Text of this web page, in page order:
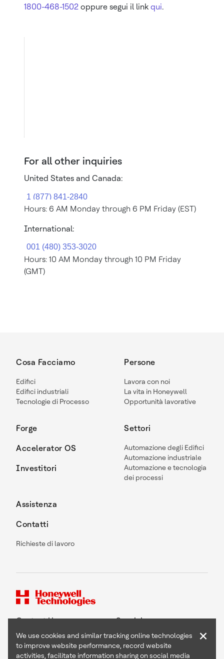
1800-468-1502 oppure segui il link qui.
For all other inquiries
United States and Canada:
Hours: 6 AM Monday through 6 PM Friday (EST)
International:
Hours: 10 AM Monday through 10 PM Friday
(GMT)
Cosa Facciamo
Edifici
Edifici industriali
Tecnologie di Processo
Forge
Accelerator OS
Investitori
Persone
Lavora con noi
La vita in Honeywell
Opportunità lavorative
Settori
Automazione degli Edifici
Automazione industriale
Automazione e tecnologia
dei processi
Assistenza
Contatti
Richieste di lavoro
Contact Us Seguici
We use cookies and similar tracking online technologies
to improve website performance, record website
activities, facilitate information sharing on social media
×